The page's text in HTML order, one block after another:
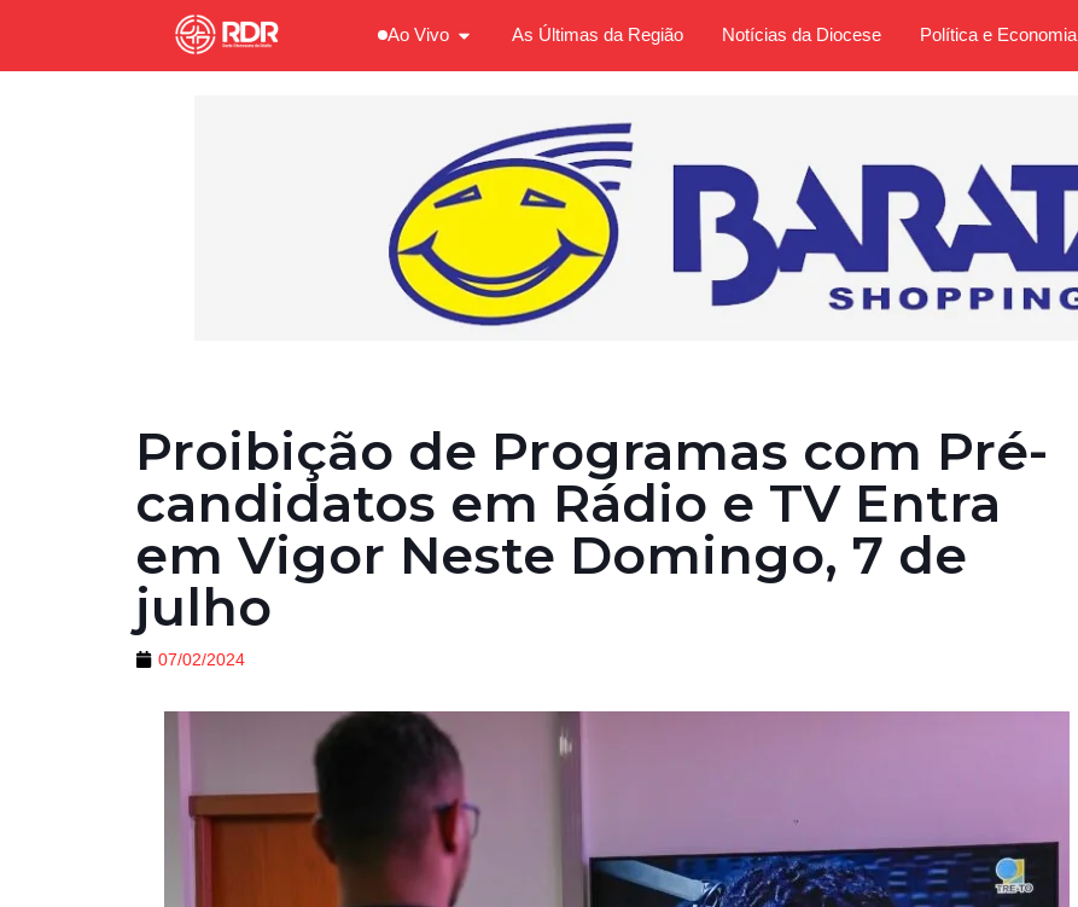
Ao Vivo As Últimas da Região Notícias da Diocese Política e Economia
Proibição de Programas com Pré-
candidatos em Rádio e TV Entra
em Vigor Neste Domingo, 7 de
julho
07/02/2024